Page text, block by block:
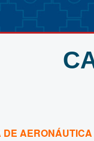
AERONÁUTICA